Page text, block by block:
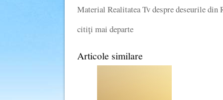
Material Realitatea Tv despre deseurile din
citiţi mai departe
Articole similare